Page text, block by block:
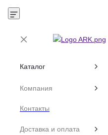
Каталог
Компания
Контакты
Доставка и оплата